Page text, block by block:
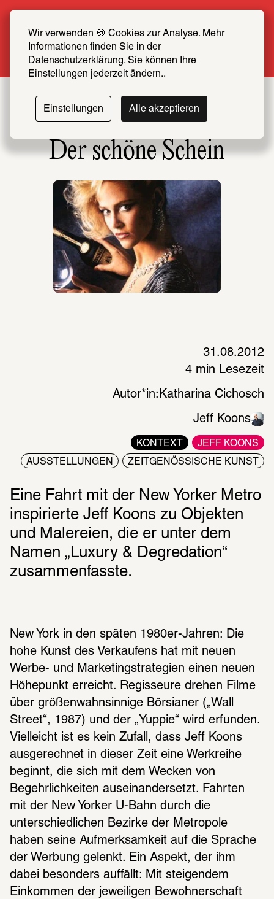
Wir verwenden 🍪 Cookies zur Analyse. Mehr
Informationen finden Sie in der
Datenschutzerklärung. Sie können Ihre
Einstellungen jederzeit ändern..
Einstellungen Alle akzeptieren
SCHIRN FREUND*IN werden
Mehr erfahren
Der schöne Schein
31.08.2012
4 min Lesezeit
Autor*in: Katharina Cichosch
Jeff Koons
KONTEXT JEFF KOONS
AUSSTELLUNGEN ZEITGENÖSSISCHE KUNST
Eine Fahrt mit der New Yorker Metro
inspirierte Jeff Koons zu Objekten
und Malereien, die er unter dem
Namen „Luxury & Degredation“
zusammenfasste.
New York in den späten 1980er-Jahren: Die
hohe Kunst des Verkaufens hat mit neuen
Werbe- und Marketingstrategien einen neuen
Höhepunkt erreicht. Regisseure drehen Filme
über größenwahnsinnige Börsianer („Wall
Street“, 1987) und der „Yuppie“ wird erfunden.
Vielleicht ist es kein Zufall, dass Jeff Koons
ausgerechnet in dieser Zeit eine Werkreihe
beginnt, die sich mit dem Wecken von
Begehrlichkeiten auseinandersetzt. Fahrten
mit der New Yorker U-Bahn durch die
unterschiedlichen Bezirke der Metropole
haben seine Aufmerksamkeit auf die Sprache
der Werbung gelenkt. Ein Aspekt, der ihm
dabei besonders auffällt: Mit steigendem
Einkommen der jeweiligen Bewohnerschaft